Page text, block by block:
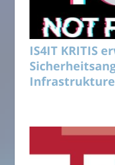
IS4IT KRITIS